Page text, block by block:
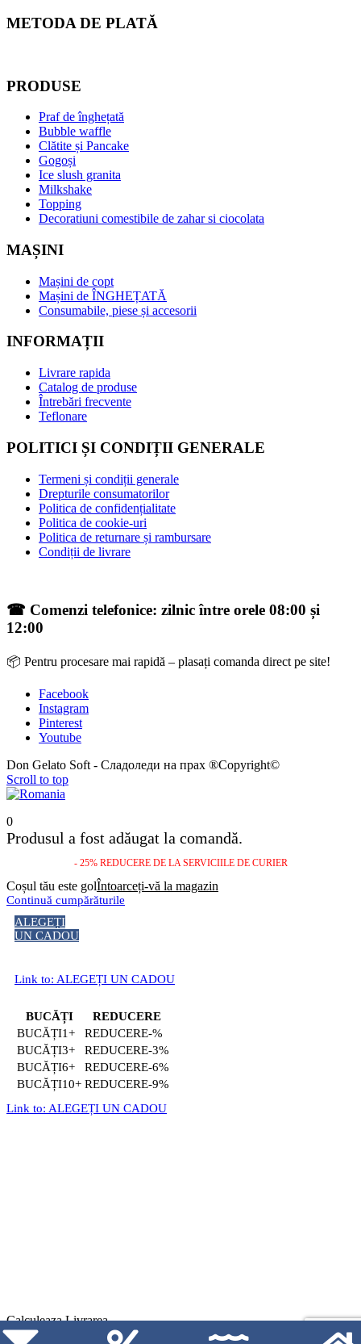
METODA DE PLATĂ
PRODUSE
Praf de înghețată
Bubble waffle
Clătite și Pancake
Gogoși
Ice slush granita
Milkshake
Topping
Decoratiuni comestibile de zahar si ciocolata
MAȘINI
Mașini de copt
Mașini de ÎNGHEȚATĂ
Consumabile, piese și accesorii
INFORMAȚII
Livrare rapida
Catalog de produse
Întrebări frecvente
Teflonare
POLITICI ȘI CONDIȚII GENERALE
Termeni și condiții generale
Drepturile consumatorilor
Politica de confidențialitate
Politica de cookie-uri
Politica de returnare și rambursare
Condiții de livrare
☎ Comenzi telefonice: zilnic între orele 08:00 și
12:00
📦 Pentru procesare mai rapidă – plasați comanda direct pe site!
Facebook
Instagram
Pinterest
Youtube
Don Gelato Soft - Сладоледи на прах ®Copyright©
Scroll to top
0
Produsul a fost adăugat la comandă.
- 25% REDUCERE DE LA SERVICIILE DE CURIER
Coșul tău este golÎntoarceți-vă la magazin
Continuă cumpărăturile
ALEGEȚI
UN CADOU
Link to: ALEGEȚI UN CADOU
BUCĂȚI
REDUCERE
1+
-%
3+
-3%
6+
-6%
10+
-9%
Link to: ALEGEȚI UN CADOU
Calculeaza Livrarea